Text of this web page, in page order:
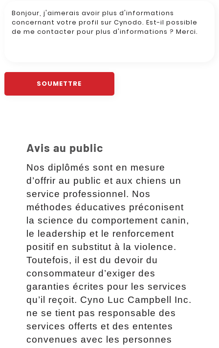
Avis au public
Nos diplômés sont en mesure
d’offrir au public et aux chiens un
service professionnel. Nos
méthodes éducatives préconisent
la science du comportement canin,
le leadership et le renforcement
positif en substitut à la violence.
Toutefois, il est du devoir du
consommateur d’exiger des
garanties écrites pour les services
qu’il reçoit. Cyno Luc Campbell Inc.
ne se tient pas responsable des
services offerts et des ententes
convenues avec les personnes